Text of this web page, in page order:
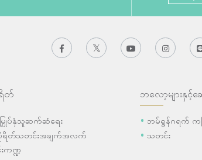
တ်
မြှုပ်နှံသူဆက်ဆံရေး
ရိတ်သတင်းအချက်အလက်
ကဏ္ဍ
ဘလော့များနှင့်ဆေ
ဘမ်ရွန်ဂရက် ကနျ
သတင်း